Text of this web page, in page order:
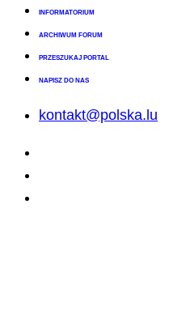
INFORMATORIUM
ARCHIWUM FORUM
PRZESZUKAJ PORTAL
NAPISZ DO NAS
kontakt@polska.lu